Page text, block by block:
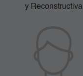
y Reconstructiva